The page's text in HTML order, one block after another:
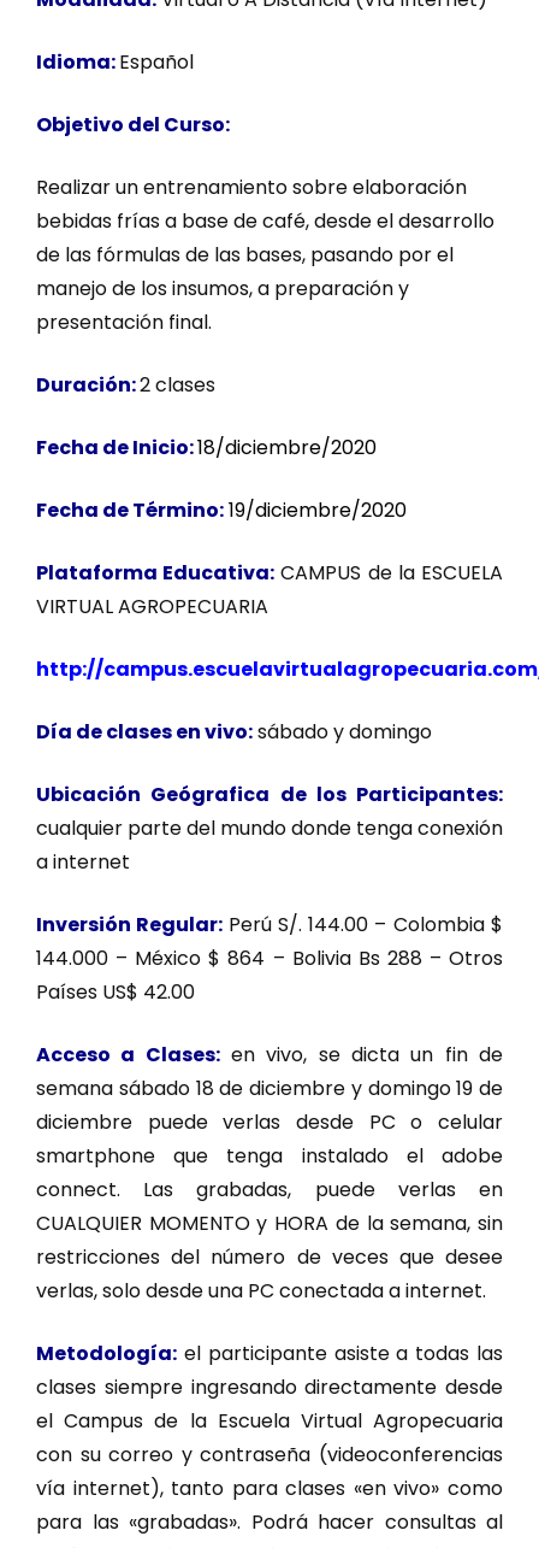
Idioma:Español
Objetivo del Curso:
Realizar un entrenamiento sobre elaboración
bebidas frías a base de café, desde el desarrollo
de las fórmulas de las bases, pasando por el
manejo de los insumos, a preparación y
presentación final.
Duración:2 clases
Fecha de Inicio:18/diciembre/2020
Fecha de Término:19/diciembre/2020
Plataforma Educativa: CAMPUS de la ESCUELA
VIRTUAL AGROPECUARIA
http://
Día de clases en vivo:sábado y domingo
Ubicación Geógrafica de los Participantes:
cualquier parte del mundo donde tenga conexión
a internet
Inversión Regular: Perú S/. 144.00 – Colombia $
144.000 – México $ 864 – Bolivia Bs 288 – Otros
Países US$ 42.00
Acceso a Clases:en vivo, se dicta un fin de
semana sábado 18 de diciembre y domingo 19 de
diciembre puede verlas desde PC o celular
smartphone que tenga instalado el adobe
connect. Las grabadas, puede verlas en
CUALQUIER MOMENTO y HORA de la semana, sin
restricciones del número de veces que desee
verlas, solo desde una PC conectada a internet.
Metodología: el participante asiste a todas las
clases siempre ingresando directamente desde
el Campus de la Escuela Virtual Agropecuaria
con su correo y contraseña (videoconferencias
vía internet), tanto para clases «en vivo» como
para las «grabadas». Podrá hacer consultas al